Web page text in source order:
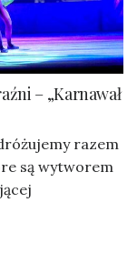
– „Karnawał
razem
są wytworem